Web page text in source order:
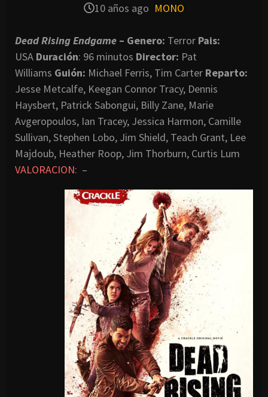
10 años ago MONO
Dead Rising Endgame – Genero: Terror Pais:
USA Duración: 96 minutos Director: Pat
Williams Guión: Michael Ferris, Tim Carter Reparto:
Jesse Metcalfe, Keegan Connor Tracy, Dennis
Haysbert, Patrick Sabongui, Billy Zane, Marie
Avgeropoulos, Ian Tracey, Jessica Harmon, Camille
Sullivan, Stephen Lobo, Jim Shield, Teach Grant, Lee
Majdoub, Heather Roop, Jim Thorburn, Curtis Lum
VALORACION: –